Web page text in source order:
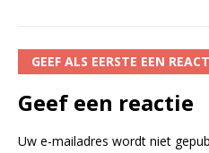
GEEF ALS EERSTE EEN
Geef een reactie
Uw e-mailadres wordt niet